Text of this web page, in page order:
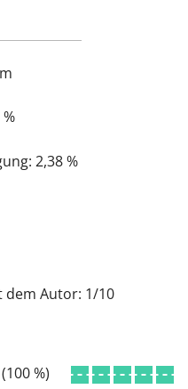
2,38 %
dem Autor: 1/10
%)